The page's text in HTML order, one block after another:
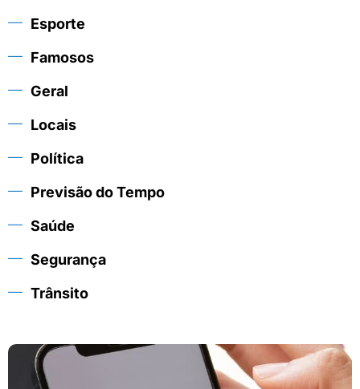
Esporte
Famosos
Geral
Locais
Política
Previsão do Tempo
Saúde
Segurança
Trânsito